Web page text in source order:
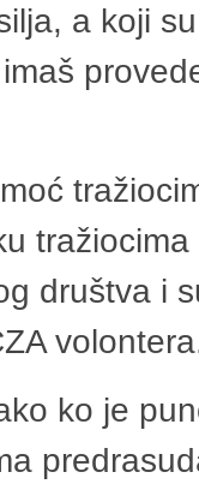
a koji
društva i
ko je